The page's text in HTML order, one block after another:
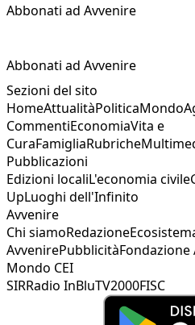
Abbonati ad Avvenire
Abbonati ad Avvenire
Sezioni del sito
HomeAttualitàPoliticaMondo
CommentiEconomiaVita e
CuraFamigliaRubriche
Pubblicazioni
Edizioni localiL'economia civile
UpLuoghi dell'Infinito
Avvenire
Chi siamoRedazione
AvvenirePubblicitàFondazione
Mondo CEI
SIRRadio InBluTV2000FISC